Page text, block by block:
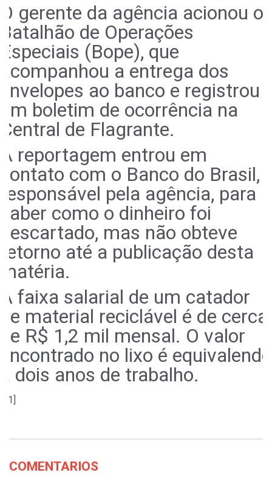
O gerente da agência acionou o
Batalhão de Operações
Especiais (Bope), que
acompanhou a entrega dos
envelopes ao banco e registrou
um boletim de ocorrência na
Central de Flagrante.
A reportagem entrou em
contato com o Banco do Brasil,
responsável pela agência, para
saber como o dinheiro foi
descartado, mas não obteve
retorno até a publicação desta
matéria.
A faixa salarial de um catador
de material reciclável é de cerca
de R$ 1,2 mil mensal. O valor
encontrado no lixo é equivalendo
a dois anos de trabalho.
[g1]
COMENTARIOS